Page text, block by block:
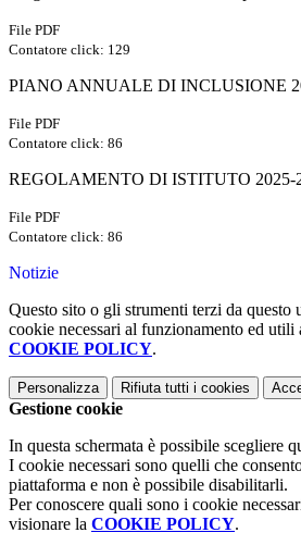
File PDF
Contatore click: 129
PIANO ANNUALE DI INCLUSIONE
File PDF
Contatore click: 86
REGOLAMENTO DI ISTITUTO 2025-
File PDF
Contatore click: 86
Notizie
Questo sito o gli strumenti terzi da
cookie necessari al funzionamento ed
COOKIE POLICY.
Personalizza Rifiuta tutti i cookies
Gestione cookie
In questa schermata è possibile scegliere
I cookie necessari sono quelli che
piattaforma e non è possibile disabilitarli.
Per conoscere quali sono i cookie
visionare la COOKIE POLICY.